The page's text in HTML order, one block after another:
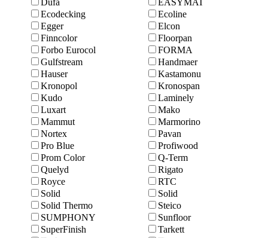
Dufa
EASYMAT
Ecodecking
Ecoline
Egger
Elcon
Finncolor
Floorpan
Forbo Eurocol
FORMA
Gulfstream
Handmaer
Hauser
Kastamonu
Kronopol
Kronospan
Kudo
Laminely
Luxart
Mako
Mammut
Marmоrino
Nortex
Pavan
Pro Blue
Profiwood
Prom Color
Q-Term
Quelyd
Rigato
Royce
RTC
Solid
Solid
Solid Thermo
Steico
SUMPHONY
Sunfloor
SuperFinish
Tarkett